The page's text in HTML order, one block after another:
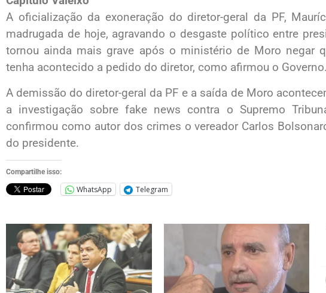
A oficialização da exoneração do diretor-geral da PF,
madrugada de hoje, agravando o desgaste político entre
tornou ainda mais grave após o ministério de Moro negar
tenha acontecido a pedido do diretor, como afirmou o Governo.
A demissão do diretor-geral da PF e a saída de Moro
a investigação sobre fake news contra o Supremo
confirmou como autor dos crimes o vereador Carlos
do presidente.
Compartilhe isso:
WhatsApp Telegram